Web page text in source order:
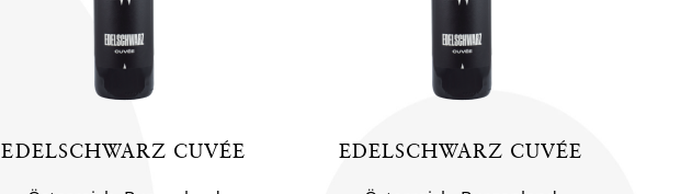
EDELSCHWARZ CUVÉE EDELSCHWARZ CUVÉE